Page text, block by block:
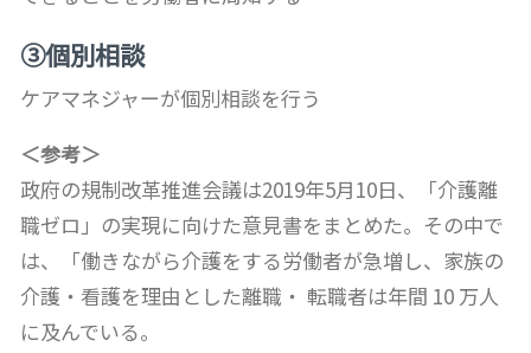
③個別相談
ケアマネジャーが個別相談を行う
＜参考＞
政府の規制改革推進会議は2019年5月10日、「介護離
職ゼロ」の実現に向けた意見書をまとめた。その中で
は、「働きながら介護をする労働者が急増し、家族の
介護・看護を理由とした離職・ 転職者は年間 10 万人
に及んでいる。